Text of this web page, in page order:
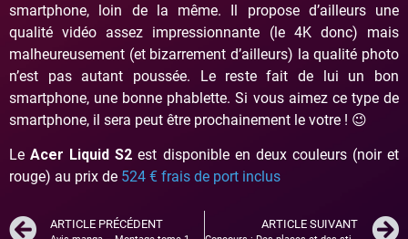
smartphone, loin de la même. Il propose d’ailleurs une
qualité vidéo assez impressionnante (le 4K donc) mais
malheureusement (et bizarrement d’ailleurs) la qualité photo
n’est pas autant poussée. Le reste fait de lui un bon
smartphone, une bonne phablette. Si vous aimez ce type de
smartphone, il sera peut être prochainement le votre ! 😉
Le Acer Liquid S2 est disponible en deux couleurs (noir et
rouge) au prix de 524 € frais de port inclus
ARTICLE PRÉCÉDENT ARTICLE SUIVANT